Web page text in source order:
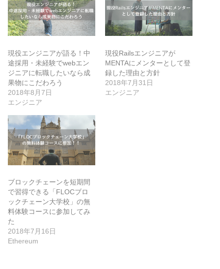
現役エンジニアが語る！中
途採用・未経験でwebエン
ジニアに転職したいなら成
果物にこだわろう
2018年8月7日
エンジニア
現役Railsエンジニアが
MENTAにメンターとして登
録した理由と方針
2018年7月31日
エンジニア
ブロックチェーンを短期間
で習得できる「FLOCブロ
ックチェーン大学校」の無
料体験コースに参加してみ
た
2018年7月16日
Ethereum